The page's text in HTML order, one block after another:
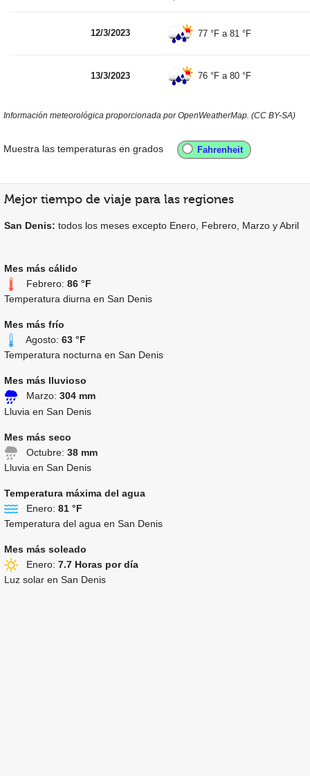
12/3/2023 77 °F a81 °F
13/3/2023 76 °F a80 °F
Información meteorológica proporcionada por OpenWeatherMap. (CC BY-SA)
Muestra las temperaturas en grados
Mejor tiempo de viaje para las regiones
San Denis: todos los meses excepto Enero, Febrero, Marzo y Abril
Mes más cálido
Febrero: 86 °F
Temperatura diurna en San Denis
Mes más frío
Agosto: 63 °F
Temperatura nocturna en San Denis
Mes más lluvioso
Marzo: 304 mm
Lluvia en San Denis
Mes más seco
Octubre: 38 mm
Lluvia en San Denis
Temperatura máxima del agua
Enero: 81 °F
Temperatura del agua en San Denis
Mes más soleado
Enero: 7.7 Horas por día
Luz solar en San Denis